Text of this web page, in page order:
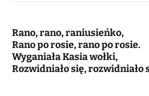
Rano, rano, raniusieńko,
Rano po rosie, rano po rosie.
Wyganiała Kasia wołki,
Rozwidniało się, rozwidniało